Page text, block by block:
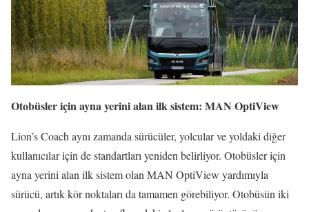
Otobüsler için ayna yerini alan ilk sistem: MAN OptiView
Lion’s Coach aynı zamanda sürücüler, yolcular ve yoldaki diğer
kullanıcılar için de standartları yeniden belirliyor. Otobüsler için
ayna yerini alan ilk sistem olan MAN OptiView yardımıyla
sürücü, artık kör noktaları da tamamen görebiliyor. Otobüsün iki